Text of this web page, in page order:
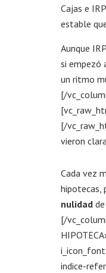
Cajas e
estable
Aunque
si empezó
un ritmo
[/
[/
vieron
Cada vez
hipotecas,
nulidad
[/
indice-